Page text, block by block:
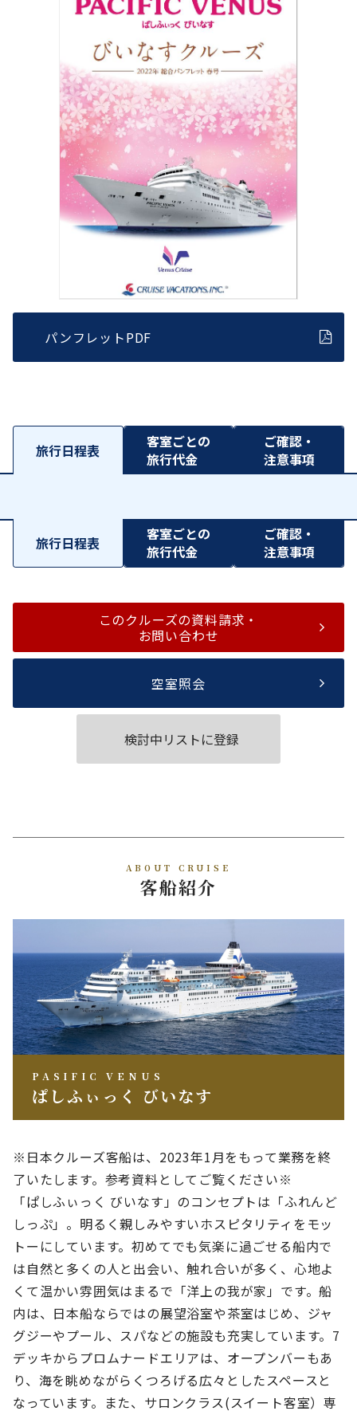
パンフレットPDF
旅行日程表
客室ごとの
旅行代金
ご確認・
注意事項
旅行日程表
客室ごとの
旅行代金
ご確認・
注意事項
このクルーズの資料請求・
お問い合わせ
空室照会
検討中リストに登録
ABOUT CRUISE
客船紹介
PASIFIC VENUS
ぱしふぃっく びいなす
※日本クルーズ客船は、2023年1月をもって業務を終
了いたします。参考資料としてご覧ください※
「ぱしふぃっく びいなす」のコンセプトは「ふれんど
しっぷ」。明るく親しみやすいホスピタリティをモッ
トーにしています。初めてでも気楽に過ごせる船内で
は自然と多くの人と出会い、触れ合いが多く、心地よ
くて温かい雰囲気はまるで「洋上の我が家」です。船
内は、日本船ならではの展望浴室や茶室はじめ、ジャ
グジーやプール、スパなどの施設も充実しています。7
デッキからプロムナードエリアは、オープンバーもあ
り、海を眺めながらくつろげる広々としたスペースと
なっています。また、サロンクラス(スイート客室）専